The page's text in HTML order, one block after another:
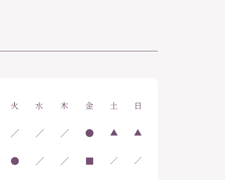
火 水 木 金 土 日
／ ／ ／ ● ▲ ▲
● ／ ／ ■ ／ ／